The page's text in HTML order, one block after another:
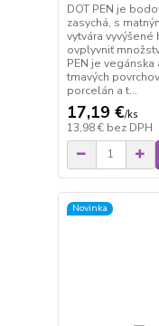
DOT PEN je
zasychá, s
vytvára
ovplyvniť
PEN je
tmavých
porcelán a t...
17,19 €/ks
13,98 € bez DPH
Novinka